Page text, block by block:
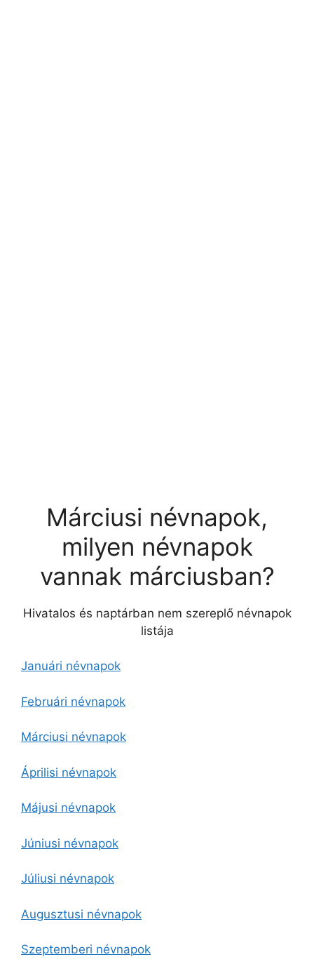
Márciusi névnapok,
milyen névnapok
vannak márciusban?
Hivatalos és naptárban nem szereplő névnapok
listája
Januári névnapok
Februári névnapok
Márciusi névnapok
Áprilisi névnapok
Májusi névnapok
Júniusi névnapok
Júliusi névnapok
Augusztusi névnapok
Szeptemberi névnapok